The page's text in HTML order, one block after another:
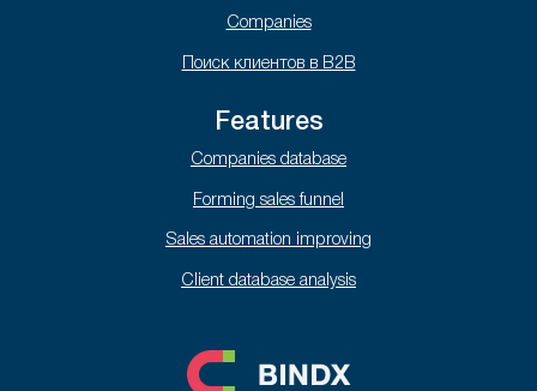
Companies
Поиск клиентов в B2B
Features
Companies database
Forming sales funnel
Sales automation improving
Client database analysis